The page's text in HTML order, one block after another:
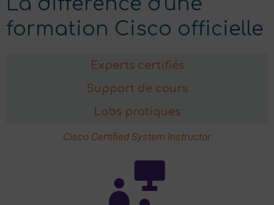
formation Cisco officielle
Experts certifiés
Support de cours
Labs pratiques
Cisco Certified System Instructor